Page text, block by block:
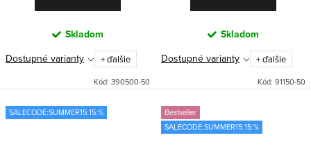
Skladom
Dostupné varianty
+ ďalšie
Kód: 390500-50
Skladom
Dostupné varianty
+ ďalšie
Kód: 91150-50
SALECODE:SUMMER15:15:%
Bestseller
SALECODE:SUMMER15:15:%